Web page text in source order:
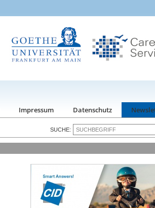
Impressum Datenschutz
SUCHE: